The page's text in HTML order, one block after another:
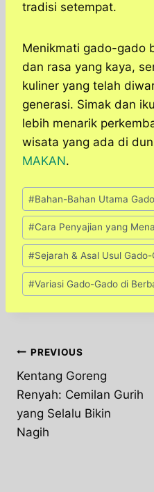
tradisi setempat.
Menikmati gado-gado
dan rasa yang kaya,
kuliner yang telah
generasi. Simak dan
lebih menarik
wisata yang ada di
MAKAN.
Post
Tags:
#Bahan-Bahan Utama
#Cara Penyajian yang
#Sejarah & Asal Usul Gado-
#Variasi Gado-Gado di
Post
navigation
PREVIOUS
Kentang Goreng
Renyah: Cemilan Gurih
yang Selalu Bikin
Nagih